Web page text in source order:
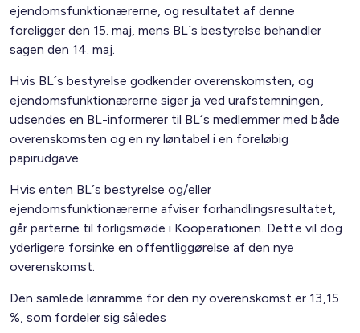
ejendomsfunktionærerne, og resultatet af denne
foreligger den 15. maj, mens BL´s bestyrelse behandler
sagen den 14. maj.
Hvis BL´s bestyrelse godkender overenskomsten, og
ejendomsfunktionærerne siger ja ved urafstemningen,
udsendes en BL-informerer til BL´s medlemmer med både
overenskomsten og en ny løntabel i en foreløbig
papirudgave.
Hvis enten BL´s bestyrelse og/eller
ejendomsfunktionærerne afviser forhandlingsresultatet,
går parterne til forligsmøde i Kooperationen. Dette vil dog
yderligere forsinke en offentliggørelse af den nye
overenskomst.
Den samlede lønramme for den ny overenskomst er 13,15
%, som fordeler sig således